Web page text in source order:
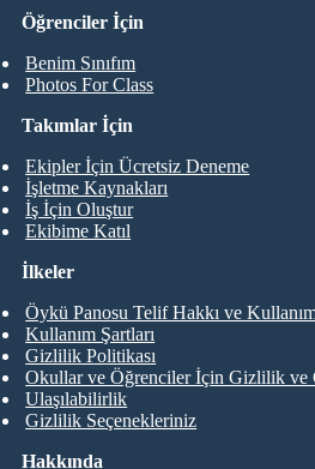
Öğrenciler İçin
Benim Sınıfım
Photos For Class
Takımlar İçin
Ekipler İçin Ücretsiz Deneme
İşletme Kaynakları
İş İçin Oluştur
Ekibime Katıl
Hakkında
İlkeler
Öykü Panosu Telif Hakkı ve
Kullanım Şartları
Gizlilik Politikası
Okullar ve Öğrenciler İçin Gizlilik ve
Ulaşılabilirlik
Gizlilik Seçenekleriniz